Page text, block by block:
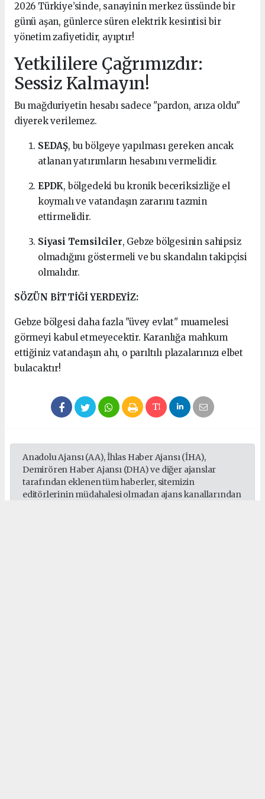
2026 Türkiye’sinde, sanayinin merkez üssünde bir
günü aşan, günlerce süren elektrik kesintisi bir
yönetim zafiyetidir, ayıptır!
Yetkililere Çağrımızdır:
Sessiz Kalmayın!
Bu mağduriyetin hesabı sadece "pardon, arıza oldu"
diyerek verilemez.
SEDAŞ, bu bölgeye yapılması gereken ancak
atlanan yatırımların hesabını vermelidir.
EPDK, bölgedeki bu kronik beceriksizliğe el
koymalı ve vatandaşın zararını tazmin
ettirmelidir.
Siyasi Temsilciler, Gebze bölgesinin sahipsiz
olmadığını göstermeli ve bu skandalın takipçisi
olmalıdır.
SÖZÜN BİTTİĞİ YERDEYİZ:
Gebze bölgesi daha fazla "üvey evlat" muamelesi
görmeyi kabul etmeyecektir. Karanlığa mahkum
ettiğiniz vatandaşın ahı, o parıltılı plazalarınızı elbet
bulacaktır!
Anadolu Ajansı (AA), İhlas Haber Ajansı (İHA),
Demirören Haber Ajansı (DHA) ve diğer ajanslar
tarafından eklenen tüm haberler, sitemizin
editörlerinin müdahalesi olmadan ajans kanallarından